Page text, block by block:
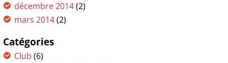
décembre 2014(2)
mars 2014(2)
Catégories
Club (6)